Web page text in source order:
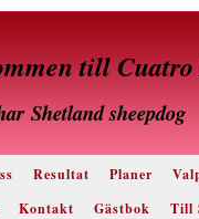
till Cuatro
Shetland sheepdog
Resultat Planer
Kontakt Gästbok Till